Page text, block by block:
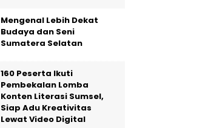
Mengenal Lebih Dekat
Budaya dan Seni
Sumatera Selatan
160 Peserta Ikuti
Pembekalan Lomba
Konten Literasi Sumsel,
Siap Adu Kreativitas
Lewat Video Digital ‎